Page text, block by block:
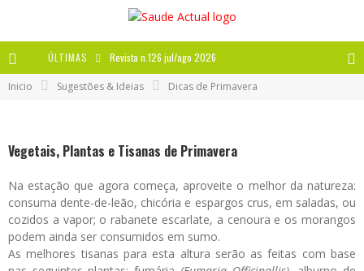
ÚLTIMAS Revista n.126 jul/ago 2026
Revista n.125 mai/jun 2026
A IMPORTÂNCIA DOS ANTIOXIDANTES
Inicio Sugestões & Ideias Dicas de Primavera
Vegetais, Plantas e Tisanas de Primavera
Na estação que agora começa, aproveite o melhor da natureza:
consuma dente-de-leão, chicória e espargos crus, em saladas, ou
cozidos a vapor; o rabanete escarlate, a cenoura e os morangos
podem ainda ser consumidos em sumo.
As melhores tisanas para esta altura serão as feitas com base